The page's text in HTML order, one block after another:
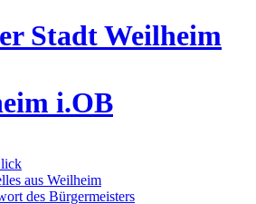
i.OB
aus Weilheim
des Bürgermeisters